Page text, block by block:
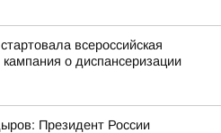
всероссийская
о диспансеризации
Президент России